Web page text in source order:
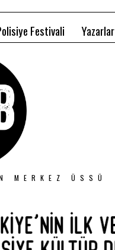
Festivali Yazarlar
MERKEZ ÜSSÜ